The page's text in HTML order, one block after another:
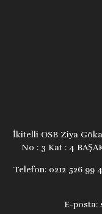
İkitelli OSB Ziya
No : 3 Kat : 4
Telefon:0212 526 99
E-posta: